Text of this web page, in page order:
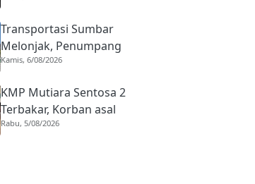
Transportasi Sumbar
Melonjak, Penumpang
Pesawat Domestik dari
Persen
Kamis, 6/08/2026
KMP Mutiara Sentosa 2
Terbakar, Korban asal
Sumbar Rino Eka Putra
Rabu, 5/08/2026